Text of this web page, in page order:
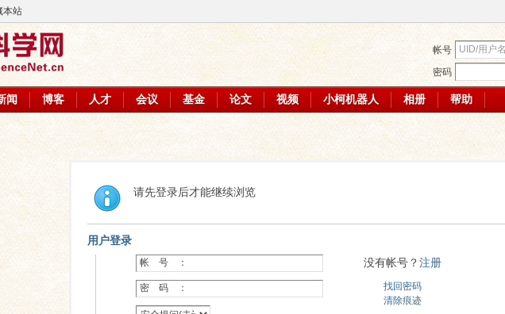
本站
帐号
密码
闻 博客 人才 会议 基金 论文 视频 小柯机器人 相册 帮助
请先登录后才能继续浏览
用户登录
帐 号 ：
密 码 ：
没有帐号？注册
找回密码
清除痕迹